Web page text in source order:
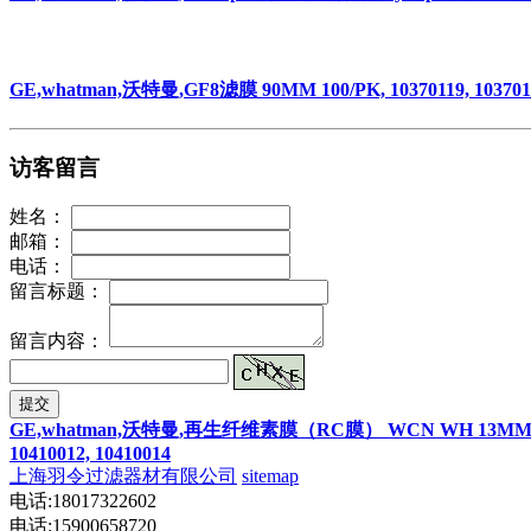
GE,whatman,沃特曼,GF8滤膜 90MM 100/PK, 10370119,
访客留言
姓名：
邮箱：
电话：
留言标题：
留言内容：
提交
GE,whatman,沃特曼,再生纤维素膜（RC膜） WCN WH 13MM
10410012, 10410014
上海羽令过滤器材有限公司 sitemap
电话:18017322602
电话:15900658720